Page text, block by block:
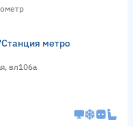
метро
вл106а